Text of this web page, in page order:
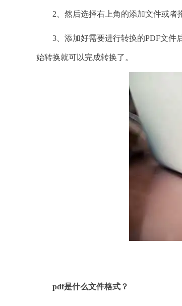
2、然后选择右上角的添加文件或者拖
3、添加好需要进行转换的PDF文件
始转换就可以完成转换了。
pdf是什么文件格式？